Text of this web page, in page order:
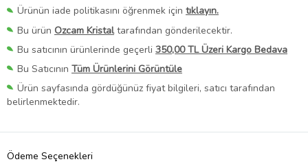
Ürünün iade politikasını öğrenmek için tıklayın.
Bu ürün Ozcam Kristaltarafından gönderilecektir.
Bu satıcının ürünlerinde geçerli 350,00 TL Üzeri Kargo Bedava
Bu Satıcının Tüm Ürünlerini Görüntüle
Ürün sayfasında gördüğünüz fiyat bilgileri, satıcı tarafından
belirlenmektedir.
Ödeme Seçenekleri